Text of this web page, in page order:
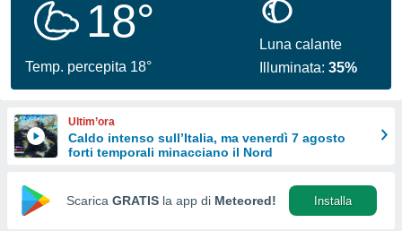
per
le
di
Web
18°
Temp. percepita 18°
Luna calante
Illuminata:35%
Ultim’ora
Caldo intenso sull’Italia, ma venerdì 7 agosto
forti temporali minacciano il Nord
Scarica GRATIS la app di Meteored! Installa